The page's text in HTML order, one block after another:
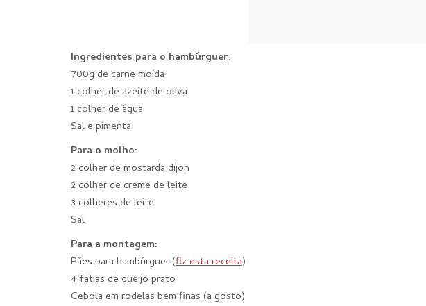
Ingredientes para o hambúrguer:
700g de carne moída
1 colher de azeite de oliva
1 colher de água
Sal e pimenta
Para o molho:
2 colher de mostarda dijon
2 colher de creme de leite
3 colheres de leite
Sal
Para a montagem:
Pães para hambúrguer (fiz esta receita)
4 fatias de queijo prato
Cebola em rodelas bem finas (a gosto)